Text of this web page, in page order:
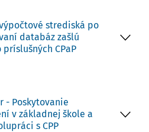
výpočtové strediská po
databáz zašlú
CPaP
- Poskytovanie
v základnej škole a
s CPP